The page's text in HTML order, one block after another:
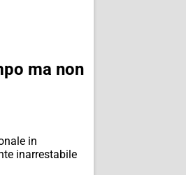
ma non
in
inarrestabile